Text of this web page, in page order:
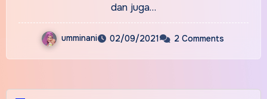
dan juga…
umminani 02/09/2021 2 Comments